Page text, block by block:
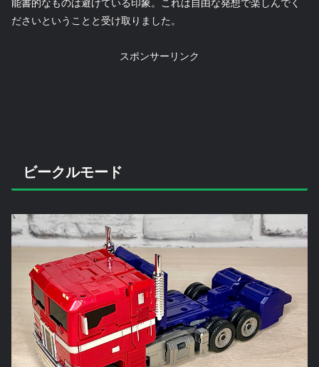
ださいということと受け取りました。
スポンサーリンク
ビークルモード